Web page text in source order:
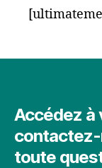
Accédez à
toute